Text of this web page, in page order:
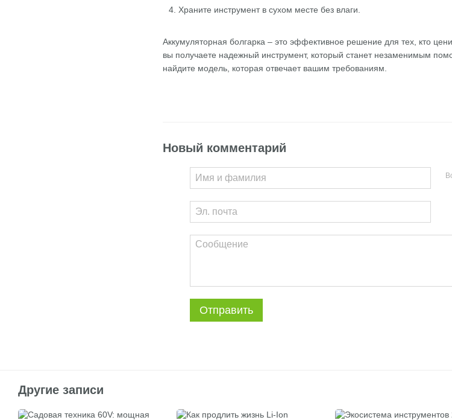
Храните инструмент в сухом месте без влаги.
Аккумуляторная болгарка – это эффективное решение для тех, кто
вы получаете надежный инструмент, который станет незаменимым
найдите модель, которая отвечает вашим требованиям.
Новый комментарий
Отправить
Другие записи